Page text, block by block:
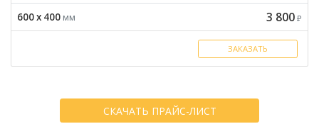
600 x 400 мм 3 800 ₽
ЗАКАЗАТЬ
СКАЧАТЬ ПРАЙС-ЛИСТ